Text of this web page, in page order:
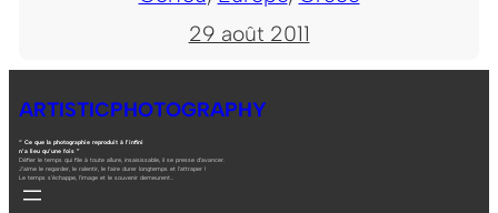
29 août 2011
ARTISTICPHOTOGRAPHY
“ Ce que la photographie reproduit à l’infini
n’a lieu qu’une fois ”
Défier le temps qui file à toute allure, insaisissable, il se presse d’avancer.
J’aime le regarder, le ralentir, le faire durer longtemps et l’attraper !
Le temps s’échappe, l’image et le souvenir demeurent…